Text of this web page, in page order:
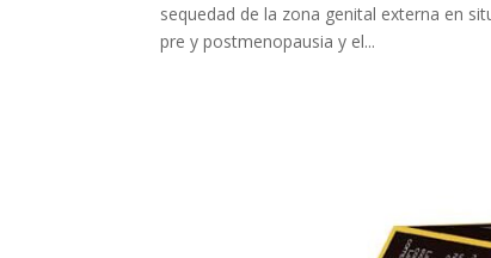
sequedad de la zona genital externa en
pre y postmenopausia y el...